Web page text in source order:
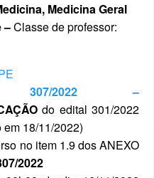
Medicina Geral
–Classe de professor:
307/2022 –
do edital 301/2022
18/11/2022)
no item 1.9 dos ANEXO
2022